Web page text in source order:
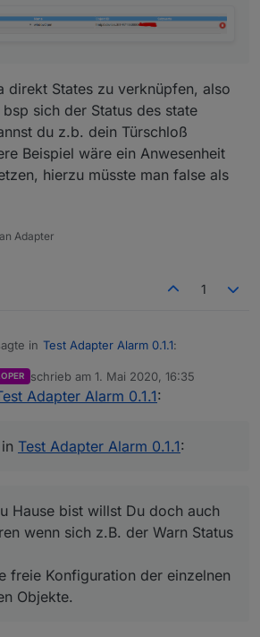
bei Setzwerte rein ?
direkt States zu verknüpfen, also
sich der Status des state
du z.b. dein Türschloß
Beispiel wäre ein Anwesenheit
hierzu müsste man false als
Adapter
1
in Test Adapter Alarm 0.1.1:
Die Sprachausgabe macht ja
eigentlich brauche ich wenn ich die
macht es wenn ich jetzt die Nachtruhe
und dann eine Sprachausgabe kommt
ja den Status hören, oder es ändert
der Status eines Fensters bei
wenn sich z.B. der Warn Status ändert.
eine freie Konfiguration der einzelnen zu
schrieb am 1. Mai 2020, 16:35
zuletzt editiert von
Adapter Alarm 0.1.1:
Test Adapter Alarm 0.1.1:
Hause bist willst Du doch auch
wenn sich z.B. der Warn Status
freie Konfiguration der einzelnen
Objekte.